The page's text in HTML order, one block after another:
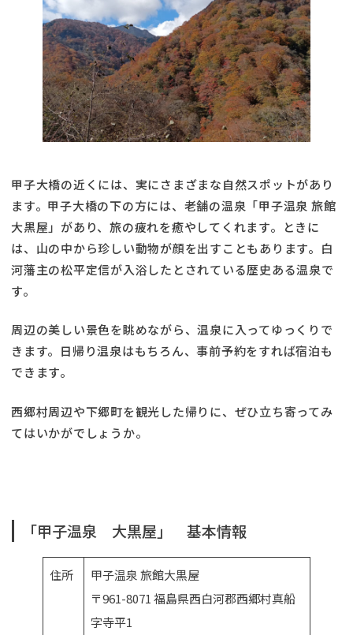
甲子大橋の近くには、実にさまざまな自然スポットがあり
ます。甲子大橋の下の方には、老舗の温泉「甲子温泉 旅館
大黒屋」があり、旅の疲れを癒やしてくれます。ときに
は、山の中から珍しい動物が顔を出すこともあります。白
河藩主の松平定信が入浴したとされている歴史ある温泉で
す。
周辺の美しい景色を眺めながら、温泉に入ってゆっくりで
きます。日帰り温泉はもちろん、事前予約をすれば宿泊も
できます。
西郷村周辺や下郷町を観光した帰りに、ぜひ立ち寄ってみ
てはいかがでしょうか。
「甲子温泉 大黒屋」 基本情報
住所
甲子温泉 旅館大黒屋
〒961-8071 福島県西白河郡西郷村真船
字寺平1